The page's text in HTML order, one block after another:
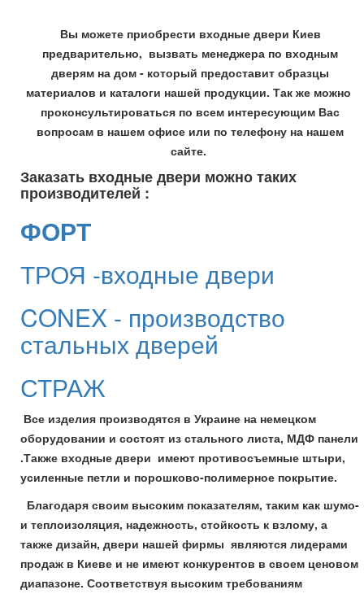
Вы можете приобрести входные двери Киев
предварительно, вызвать менеджера по входным
дверям на дом - который предоставит образцы
материалов и каталоги нашей продукции. Так же можно
проконсультироваться по всем интересующим Вас
вопросам в нашем офисе или по телефону на нашем
сайте.
Заказать входные двери можно таких
производителей :
ФОРТ
ТРОЯ -входные двери
CONEX - производство
стальных дверей
СТРАЖ
Все изделия производятся в Украине на немецком
оборудовании и состоят из стального листа, МДФ панели
.Также входные двери имеют противосъемные штыри,
усиленные петли и порошково-полимерное покрытие.
Благодаря своим высоким показателям, таким как шумо-
и теплоизоляция, надежность, стойкость к взлому, а
также дизайн, двери нашей фирмы являются лидерами
продаж в Киеве и не имеют конкурентов в своем ценовом
диапазоне. Соответствуя высоким требованиям